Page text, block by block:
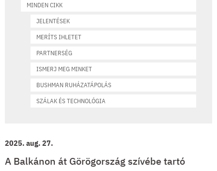
2025. aug. 27.
A Balkánon át Görögország szívébe tartó
MINDEN CIKK
JELENTÉSEK
MERÍTS IHLETET
PARTNERSÉG
ISMERJ MEG MINKET
BUSHMAN RUHÁZATÁPOLÁS
SZÁLAK ÉS TECHNOLÓGIA